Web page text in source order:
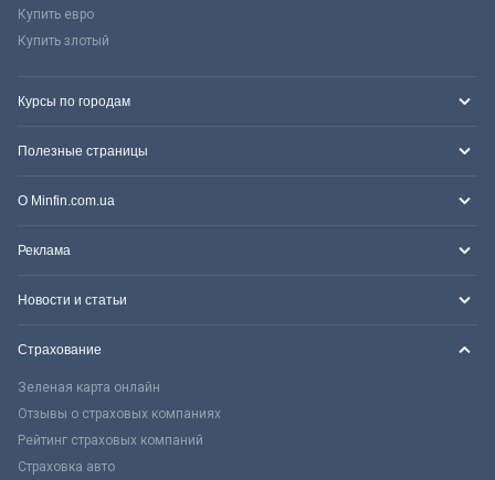
Купить евро
Купить злотый
Курсы по городам
Полезные страницы
О Minfin.com.ua
Реклама
Новости и статьи
Страхование
Зеленая карта онлайн
Отзывы о страховых компаниях
Рейтинг страховых компаний
Страховка авто